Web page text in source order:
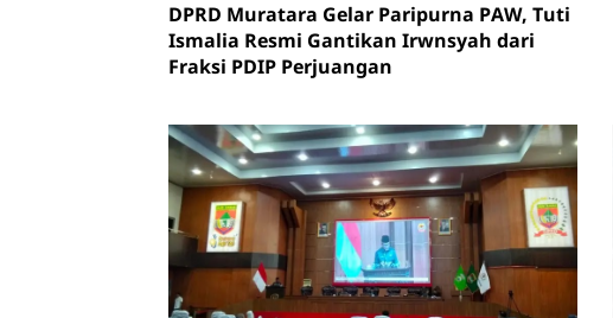
DPRD Muratara Gelar Paripurna PAW, Tuti
Ismalia Resmi Gantikan Irwnsyah dari
Fraksi PDIP Perjuangan